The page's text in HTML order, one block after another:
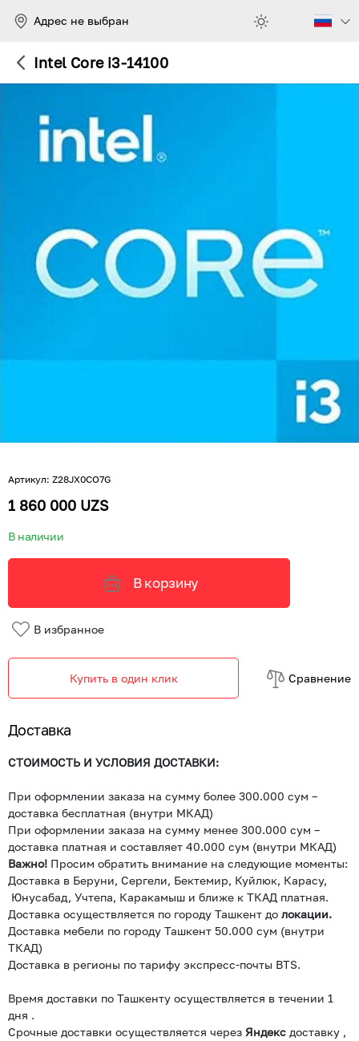
Адрес не выбран
Intel Core i3-14100
Артикул: Z28JX0CO7G
1 860 000 UZS
В наличии
В корзину
В избранное
Купить в один клик Cравнение
Доставка
СТОИМОСТЬ И УСЛОВИЯ ДОСТАВКИ:
При оформлении заказа на сумму более 300.000 сум –
доставка бесплатная (внутри МКАД)
При оформлении заказа на сумму менее 300.000 сум –
доставка платная и составляет 40.000 сум (внутри МКАД)
Важно! Просим обратить внимание на следующие моменты:
Доставка в Беруни, Сергели, Бектемир, Куйлюк, Карасу,
Юнусабад, Учтепа, Каракамыш и ближе к ТКАД платная.
Доставка осуществляется по городу Ташкент до локации.
Доставка мебели по городу Ташкент 50.000 сум (внутри
ТКАД)
Доставка в регионы по тарифу экспресс-почты BTS.
Время доставки по Ташкенту осуществляется в течении 1
дня .
Срочные доставки осуществляется через Яндекс доставку ,